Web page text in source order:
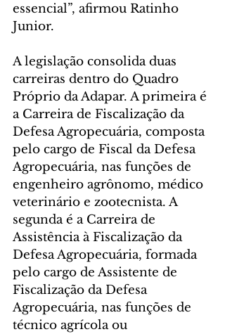
essencial”, afirmou Ratinho
Junior.
A legislação consolida duas
carreiras dentro do Quadro
Próprio da Adapar. A primeira é
a Carreira de Fiscalização da
Defesa Agropecuária, composta
pelo cargo de Fiscal da Defesa
Agropecuária, nas funções de
engenheiro agrônomo, médico
veterinário e zootecnista. A
segunda é a Carreira de
Assistência à Fiscalização da
Defesa Agropecuária, formada
pelo cargo de Assistente de
Fiscalização da Defesa
Agropecuária, nas funções de
técnico agrícola ou